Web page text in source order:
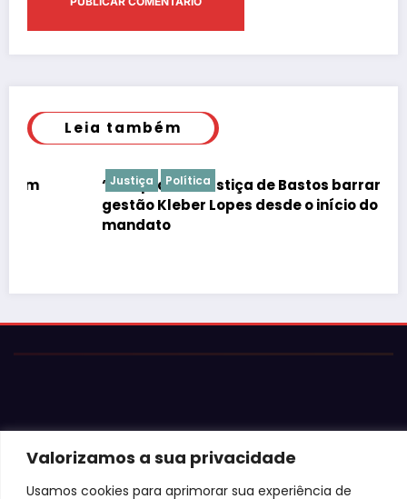
Valorizamos a sua privacidade
Usamos cookies para aprimorar sua experiência de
Leia também
Política
“É de praxe”: Justiça de Bastos barrar atos da
gestão Kleber Lopes desde o início do
© 2026 Jota Neves. Todos os direitos reservados.
Conteúdo protegido por lei. A cópia ou reprodução sem